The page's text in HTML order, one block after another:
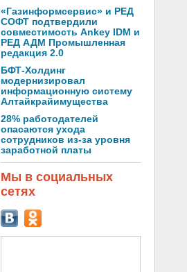
«Газинформсервис» и РЕД
СОФТ подтвердили
совместимость Ankey IDM и
РЕД АДМ Промышленная
редакция 2.0
БФТ-Холдинг
модернизировал
информационную систему
Алтайкрайимущества
28% работодателей
опасаются ухода
сотрудников из-за уровня
заработной платы
Мы в социальных
сетях